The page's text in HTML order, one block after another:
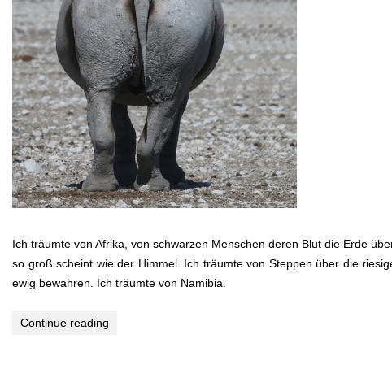
Ich träumte von Afrika, von schwarzen Menschen deren Blut die Erde
so groß scheint wie der Himmel. Ich träumte von Steppen über die
ewig bewahren. Ich träumte von Namibia.
Continue reading